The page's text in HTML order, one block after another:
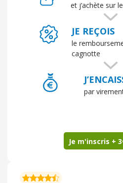
et j’achète sur
JE REÇOIS
le
cagnotte
par
Je m'inscris +